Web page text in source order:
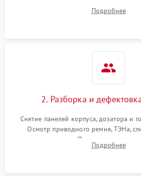
выявления посторонних шумов,
электронного модуля
Подробнее
2. Разборка и
Снятие панелей корпуса, дозатора и
Осмотр приводного ремня, ТЭНа,
амортизаторов. Проверка
крестовины на износ, а манжеты
Подробнее